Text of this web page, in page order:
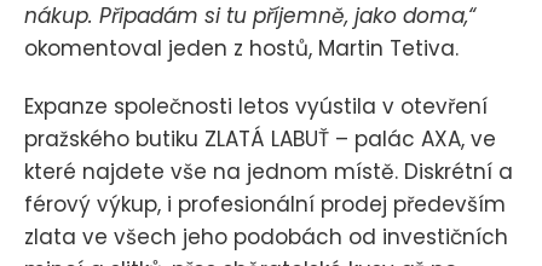
nákup. Připadám si tu příjemně, jako doma,“
okomentoval jeden z hostů, Martin Tetiva.
Expanze společnosti letos vyústila v otevření
pražského butiku ZLATÁ LABUŤ – palác AXA, ve
které najdete vše na jednom místě. Diskrétní a
férový výkup, i profesionální prodej především
zlata ve všech jeho podobách od investičních